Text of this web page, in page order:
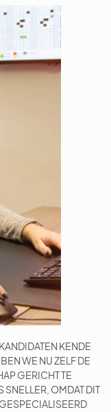
KENDE
WE NU ZELF DE
GERICHT TE
SNELLER, OMDAT DIT